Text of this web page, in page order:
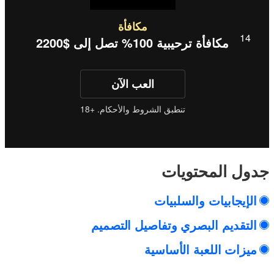
مكافأة
مكافأة ترحيبية 100% تصل إلى $2200
العب الآن
تنطبق الشروط والأحكام. +18
جدول المحتويات
الإيجابيات والسلبيات
التقديم البصري وتفاصيل التصميم
ميزات اللعبة الأساسية